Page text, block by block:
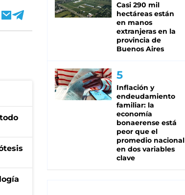
Casi 290 mil
hectáreas están
en manos
extranjeras en la
provincia de
Buenos Aires
Inflación y
endeudamiento
familiar: la
economía
bonaerense está
peor que el
promedio nacional
en dos variables
clave